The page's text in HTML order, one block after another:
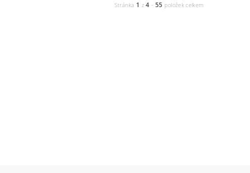
Stránka 1 z4 - 55 položek celkem